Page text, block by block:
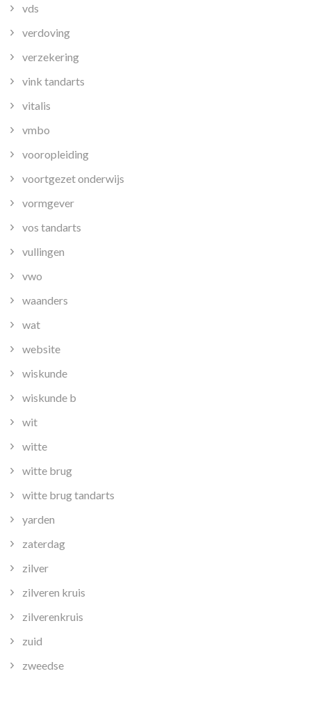
vds
verdoving
verzekering
vink tandarts
vitalis
vmbo
vooropleiding
voortgezet onderwijs
vormgever
vos tandarts
vullingen
vwo
waanders
wat
website
wiskunde
wiskunde b
wit
witte
witte brug
witte brug tandarts
yarden
zaterdag
zilver
zilveren kruis
zilverenkruis
zuid
zweedse